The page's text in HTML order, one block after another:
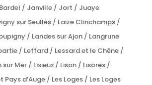
/ Janville / Jort / Juaye
sur Seulles / Laize Clinchamps /
/ Landes sur Ajon / Langrune
/ Leffard / Lessard et le Chêne /
sur Mer / Lisieux / Lison / Lisores /
d’Auge / Les Loges / Les Loges